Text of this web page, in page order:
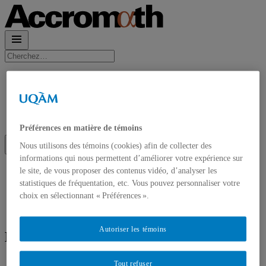
Rechercher :
Accrom\(\alpha\)th en PDF
Accueil
À propos
Accrom\(\alpha\)th en PDF
Contact et Abonnements
Écrit parSerge Provost
Préférences en matière de témoins
Nous utilisons des témoins (cookies) afin de collecter des
informations qui nous permettent d’améliorer votre expérience sur
le site, de vous proposer des contenus vidéo, d’analyser les
statistiques de fréquentation, etc. Vous pouvez personnaliser votre
choix en sélectionnant « Préférences ».
Tout refuser
Autoriser les témoins